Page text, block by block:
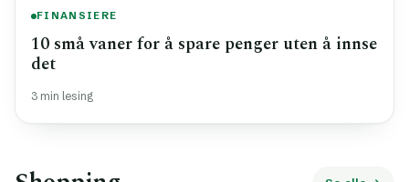
FINANSIERE
10 små vaner for å spare penger uten å innse
det
3 min lesing